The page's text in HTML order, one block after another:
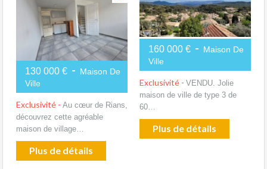
130 000 € - Maison De
Ville
Exclusivité - Au cœur de Rians,
découvrez cette agréable
maison de village…
Plus de détails
160 000 € - Maison De
Ville
Exclusivité - VENDU. Jolie
maison de ville de type 3 de
60…
Plus de détails